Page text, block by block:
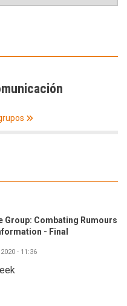
Group: Combating Rumours
- Final
- 11:36